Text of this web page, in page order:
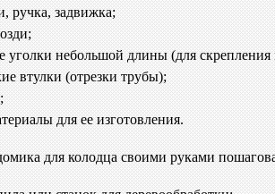
ручка, задвижка;
уголки небольшой длины (для
втулки (отрезки трубы);
для ее изготовления.
для колодца своими руками